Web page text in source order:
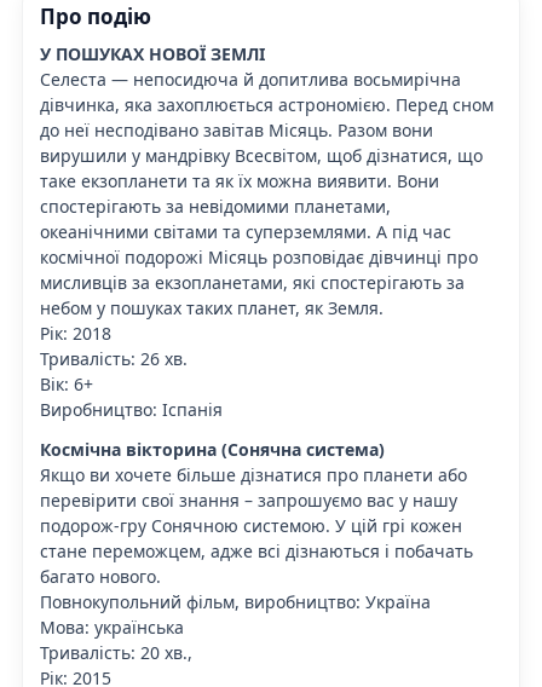
Про подію
У ПОШУКАХ НОВОЇ ЗЕМЛІ
Селеста — непосидюча й допитлива восьмирічна
дівчинка, яка захоплюється астрономією. Перед сном
до неї несподівано завітав Місяць. Разом вони
вирушили у мандрівку Всесвітом, щоб дізнатися, що
таке екзопланети та як їх можна виявити. Вони
спостерігають за невідомими планетами,
океанічними світами та суперземлями. А під час
космічної подорожі Місяць розповідає дівчинці про
мисливців за екзопланетами, які спостерігають за
небом у пошуках таких планет, як Земля.
Рік: 2018
Тривалість: 26 хв.
Вік: 6+
Виробництво: Іспанія
Космічна вікторина (Сонячна система)
Якщо ви хочете більше дізнатися про планети або
перевірити свої знання – запрошуємо вас у нашу
подорож-гру Сонячною системою. У цій грі кожен
стане переможцем, адже всі дізнаються і побачать
багато нового.
Повнокупольний фільм, виробництво: Україна
Мова: українська
Тривалість: 20 хв.,
Рік: 2015